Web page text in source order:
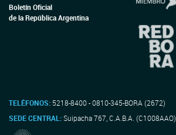
Boletín Oficial
de la República Argentina
TELÉFONOS: 5218-8400 - 0810-345-BORA (2672)
SEDE CENTRAL:Suipacha 767, C.A.B.A. (C1008AAO)